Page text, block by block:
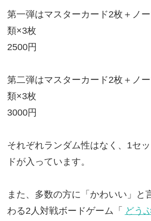
第一弾はマスターカード2枚＋ノ
類×3枚
2500円
第二弾はマスターカード2枚＋ノ
類×3枚
3000円
それぞれランダム性はなく、1セ
ドが入っています。
また、多数の方に「かわいい」と
わる2人対戦ボードゲーム「
どう